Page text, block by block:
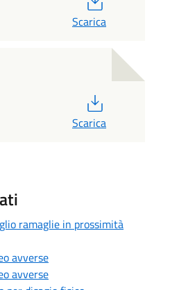
Scarica
Scarica
ramaglie in prossimità
avverse
avverse